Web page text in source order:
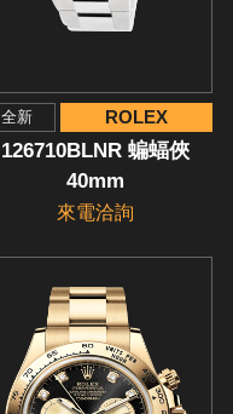
全新 ROLEX
126710BLNR 蝙蝠俠
40mm
來電洽詢